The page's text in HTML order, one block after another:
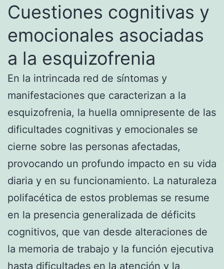
Cuestiones cognitivas y
emocionales asociadas
a la esquizofrenia
En la intrincada red de síntomas y
manifestaciones que caracterizan a la
esquizofrenia, la huella omnipresente de las
dificultades cognitivas y emocionales se
cierne sobre las personas afectadas,
provocando un profundo impacto en su vida
diaria y en su funcionamiento. La naturaleza
polifacética de estos problemas se resume
en la presencia generalizada de déficits
cognitivos, que van desde alteraciones de
la memoria de trabajo y la función ejecutiva
hasta dificultades en la atención y la